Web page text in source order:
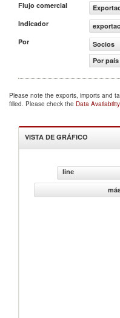
Flujo comercial
Indicador
Por
Socios
Por país
Please note the exports, imports and
filled. Please check the Data Availability
VISTA DE GRÁFICO
line